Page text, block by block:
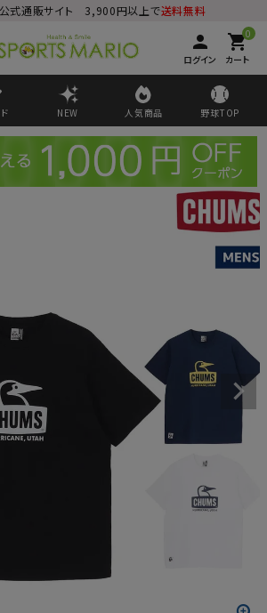
公式通販サイト 3,900円以上で送料無料
person
ログイン
0
shopping_cart
カート
NEW 人気商品 野球TOP